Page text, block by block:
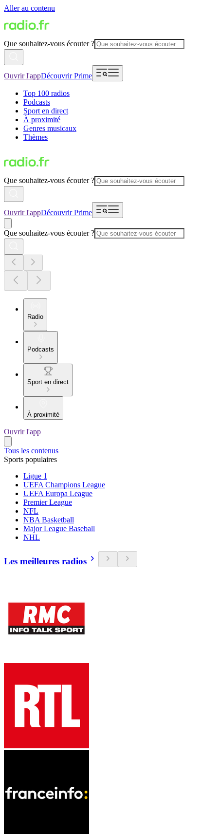
Aller au contenu
Que souhaitez-vous écouter ?
Ouvrir l'appDécouvrir Prime
Top 100 radios
Podcasts
Sport en direct
À proximité
Genres musicaux
Thèmes
Que souhaitez-vous écouter ?
Ouvrir l'appDécouvrir Prime
Que souhaitez-vous écouter ?
Radio
Podcasts
Sport en direct
À proximité
Ouvrir l'app
Tous les contenus
Sports populaires
Ligue 1
UEFA Champions League
UEFA Europa League
Premier League
NFL
NBA Basketball
Major League Baseball
NHL
Les meilleures radios